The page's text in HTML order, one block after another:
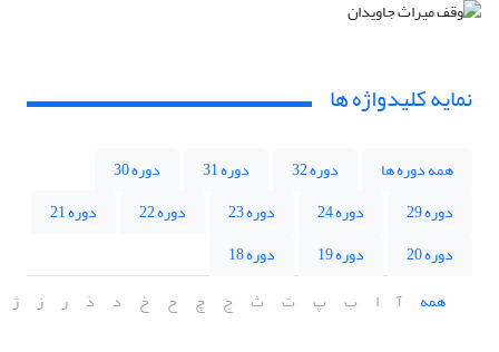
نمایه کلیدواژه ها
همه دوره ها دوره 32 دوره 31
دوره 30
دوره 29
دوره 24 دوره 23 دوره 22
دوره 21
دوره 20
دوره 19
دوره 18
همه
آ ا ب پ ت ث ج چ ح خ د ذ ر ز ژ